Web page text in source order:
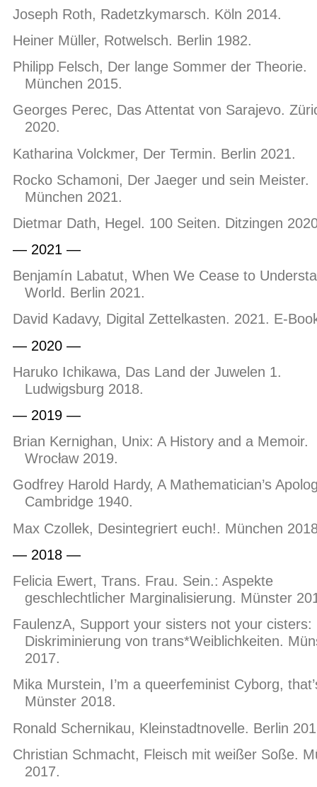
Joseph Roth, Radetzkymarsch. Köln 2014.
Heiner Müller, Rotwelsch. Berlin 1982.
Philipp Felsch, Der lange Sommer der Theorie.
München 2015.
Georges Perec, Das Attentat von Sarajevo.
2020.
Katharina Volckmer, Der Termin. Berlin 2021.
Rocko Schamoni, Der Jaeger und sein Meister.
München 2021.
Dietmar Dath, Hegel. 100 Seiten. Ditzingen
— 2021 —
Benjamín Labatut, When We Cease to
World. Berlin 2021.
David Kadavy, Digital Zettelkasten. 2021. E-
— 2020 —
Haruko Ichikawa, Das Land der Juwelen 1.
Ludwigsburg 2018.
— 2019 —
Brian Kernighan, Unix: A History and a Memoir.
Wrocław 2019.
Godfrey Harold Hardy, A Mathematician’s
Cambridge 1940.
Max Czollek, Desintegriert euch!. München
— 2018 —
Felicia Ewert, Trans. Frau. Sein.: Aspekte
geschlechtlicher Marginalisierung. Münster
FaulenzA, Support your sisters not your cisters:
Diskriminierung von trans*Weiblichkeiten.
2017.
Mika Murstein, I’m a queerfeminist Cyborg,
Münster 2018.
Ronald Schernikau, Kleinstadtnovelle. Berlin
Christian Schmacht, Fleisch mit weißer Soße.
2017.